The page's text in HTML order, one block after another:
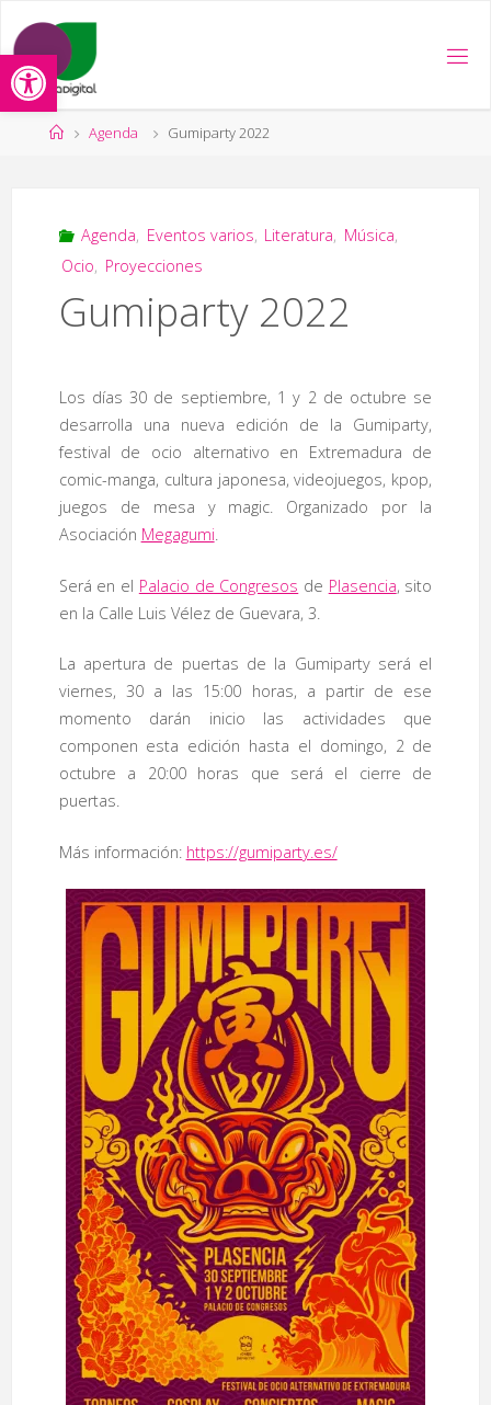
Abrir barra de herramientas
contenido
PáginaAgenda Gumiparty 2022
Agenda, Eventos varios, Literatura, Música,
Ocio, Proyecciones
Gumiparty 2022
Los días 30 de septiembre, 1 y 2 de octubre se
desarrolla una nueva edición de la Gumiparty,
festival de ocio alternativo en Extremadura de
comic-manga, cultura japonesa, videojuegos, kpop,
juegos de mesa y magic. Organizado por la
Asociación Megagumi.
Será en el Palacio de Congresos de Plasencia, sito
en la Calle Luis Vélez de Guevara, 3.
La apertura de puertas de la Gumiparty será el
viernes, 30 a las 15:00 horas, a partir de ese
momento darán inicio las actividades que
componen esta edición hasta el domingo, 2 de
octubre a 20:00 horas que será el cierre de
puertas.
Más información: https://gumiparty.es/